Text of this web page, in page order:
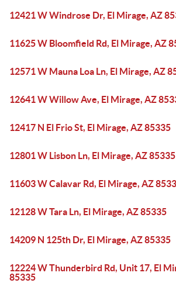
12421 W Windrose Dr, El Mirage, AZ
11625 W Bloomfield Rd, El Mirage, AZ
12571 W Mauna Loa Ln, El Mirage, AZ
12641 W Willow Ave, El Mirage, AZ
12417 N El Frio St, El Mirage, AZ 85335
12801 W Lisbon Ln, El Mirage, AZ 85335
11603 W Calavar Rd, El Mirage, AZ
12128 W Tara Ln, El Mirage, AZ 85335
14209 N 125th Dr, El Mirage, AZ 85335
12224 W Thunderbird Rd, Unit 17, El
85335